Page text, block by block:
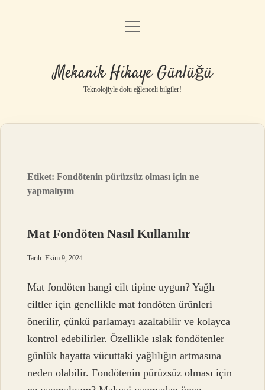
Anasayfa
Yasal Uyarı
menüyü
Mekanik Hikaye Günlüğü
Teknolojiyle dolu eğlenceli bilgiler!
Etiket:Fondötenin pürüzsüz olması için ne
yapmalıyım
Mat Fondöten Nasıl Kullanılır
Tarih: Ekim 9, 2024
Mat fondöten hangi cilt tipine uygun? Yağlı
ciltler için genellikle mat fondöten ürünleri
önerilir, çünkü parlamayı azaltabilir ve kolayca
kontrol edebilirler. Özellikle ıslak fondötenler
günlük hayatta vücuttaki yağlılığın artmasına
neden olabilir. Fondötenin pürüzsüz olması için